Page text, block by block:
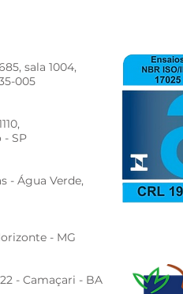
sala 1004,
005
- SP
- Água Verde,
- MG
- Camaçari - BA